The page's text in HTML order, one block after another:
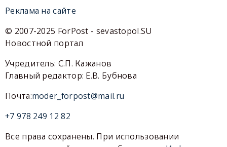
Реклама на сайте
© 2007-2025 ForPost - sevastopol.SU
Новостной портал
Учредитель: С.П. Кажанов
Главный редактор: Е.В. Бубнова
Почта:moder_forpost@mail.ru
+7 978 249 12 82
Все права сохранены. При использовании